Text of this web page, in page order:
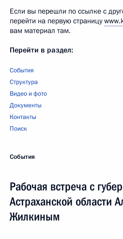
Если вы перешли по ссылке с
перейти на первую страницу
вам материал там.
Перейти в раздел:
События
Структура
Видео и фото
Документы
Контакты
Поиск
События
Рабочая встреча с
Астраханской области
Жилкиным